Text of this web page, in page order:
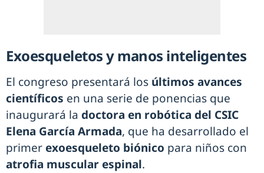
Exoesqueletos y manos inteligentes
El congreso presentará los últimos avances
científicos en una serie de ponencias que
inaugurará la doctora en robótica del CSIC
Elena García Armada, que ha desarrollado el
primer exoesqueleto biónico para niños con
atrofia muscular espinal.